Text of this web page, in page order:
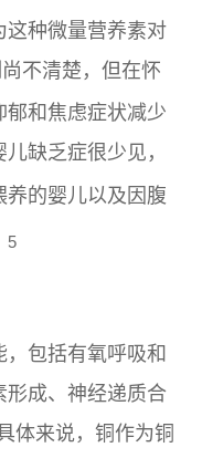
这种微量营养素对
不清楚，但在怀
和焦虑症状减少
儿缺乏症很少见，
的婴儿以及因腹
5
包括有氧呼吸和
形成、神经递质合
体来说，铜作为铜